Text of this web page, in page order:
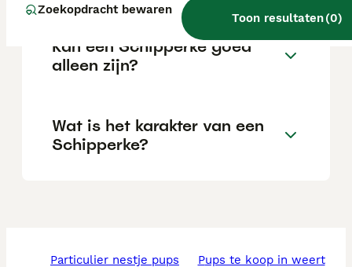
Zoekopdracht bewaren
Toon resultaten(0)
Kan een Schipperke goed
alleen zijn?
Wat is het karakter van een
Schipperke?
particulier nestje pups
pups te koop in weert